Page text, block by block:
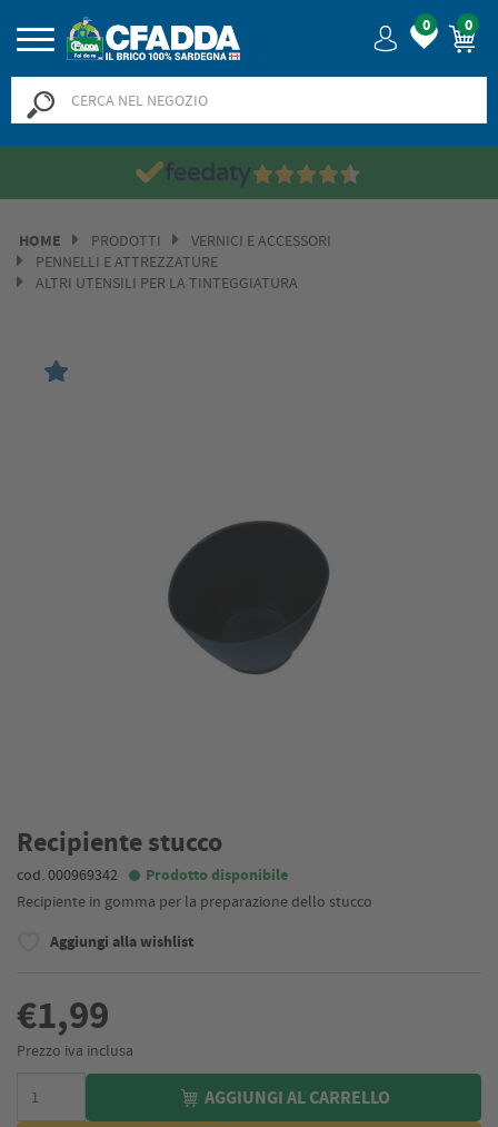
0 0
HOME PRODOTTI
VERNICI E ACCESSORI
PENNELLI E ATTREZZATURE
ALTRI UTENSILI PER LA TINTEGGIATURA
Recipiente stucco
cod. 000969342 Prodotto disponibile
Recipiente in gomma per la preparazione dello stucco
Aggiungi alla wishlist
€1,99
Prezzo iva inclusa
AGGIUNGI AL CARRELLO